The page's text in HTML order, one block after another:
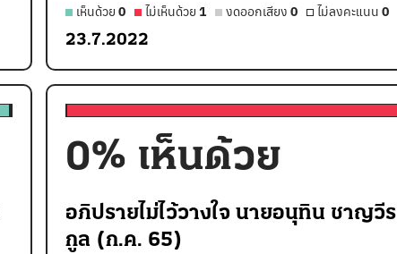
เห็นด้วย 0 ไม่เห็นด้วย 1 งดออกเสียง 0 ไม่ลงคะแนน 0
23.7.2022
0% เห็นด้วย
อภิปรายไม่ไว้วางใจ นายอนุทิน ชาญวีร
กูล (ก.ค. 65)